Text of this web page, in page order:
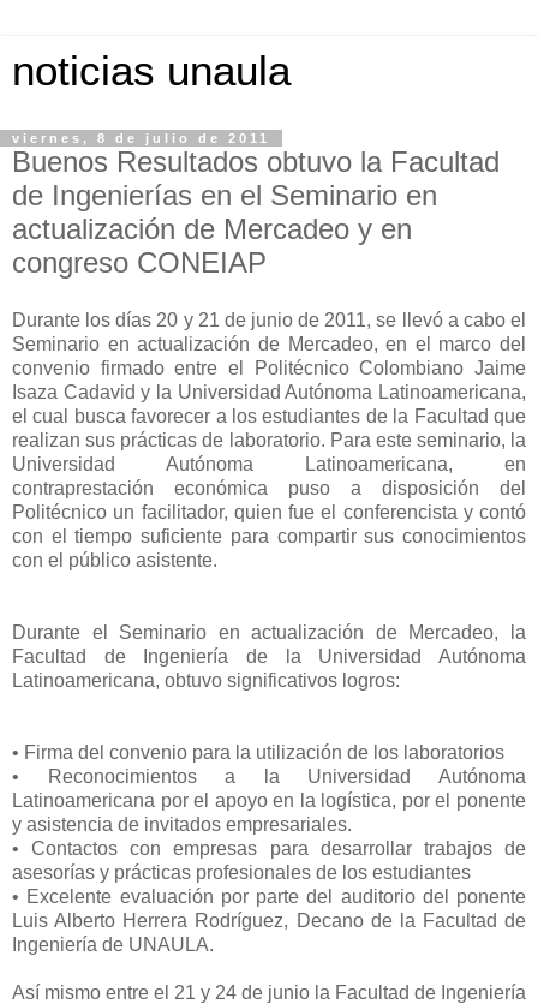
noticias unaula
viernes, 8 de julio de 2011
Buenos Resultados obtuvo la Facultad
de Ingenierías en el Seminario en
actualización de Mercadeo y en
congreso CONEIAP
Durante los días 20 y 21 de junio de 2011, se llevó a cabo el
Seminario en actualización de Mercadeo, en el marco del
convenio firmado entre el Politécnico Colombiano Jaime
Isaza Cadavid y la Universidad Autónoma Latinoamericana,
el cual busca favorecer a los estudiantes de la Facultad que
realizan sus prácticas de laboratorio. Para este seminario, la
Universidad Autónoma Latinoamericana, en
contraprestación económica puso a disposición del
Politécnico un facilitador, quien fue el conferencista y contó
con el tiempo suficiente para compartir sus conocimientos
con el público asistente.
Durante el Seminario en actualización de Mercadeo, la
Facultad de Ingeniería de la Universidad Autónoma
Latinoamericana, obtuvo significativos logros:
• Firma del convenio para la utilización de los laboratorios
• Reconocimientos a la Universidad Autónoma
Latinoamericana por el apoyo en la logística, por el ponente
y asistencia de invitados empresariales.
• Contactos con empresas para desarrollar trabajos de
asesorías y prácticas profesionales de los estudiantes
• Excelente evaluación por parte del auditorio del ponente
Luis Alberto Herrera Rodríguez, Decano de la Facultad de
Ingeniería de UNAULA.
Así mismo entre el 21 y 24 de junio la Facultad de Ingeniería